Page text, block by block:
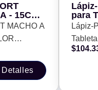
- 15CM,
MACHO A
Detalles
para
Lápiz-
$